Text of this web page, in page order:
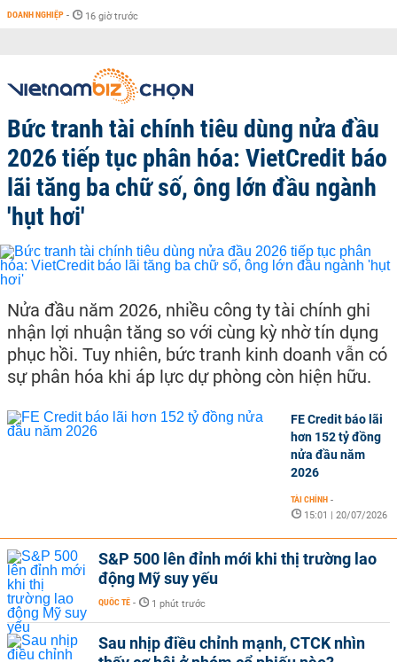
DOANH NGHIỆP - 16 giờ trước
Bức tranh tài chính tiêu dùng nửa đầu
2026 tiếp tục phân hóa: VietCredit báo
lãi tăng ba chữ số, ông lớn đầu ngành
'hụt hơi'
Nửa đầu năm 2026, nhiều công ty tài chính ghi
nhận lợi nhuận tăng so với cùng kỳ nhờ tín dụng
phục hồi. Tuy nhiên, bức tranh kinh doanh vẫn có
sự phân hóa khi áp lực dự phòng còn hiện hữu.
FE Credit báo lãi
hơn 152 tỷ đồng
nửa đầu năm
2026
TÀI CHÍNH -
15:01 | 20/07/2026
S&P 500 lên đỉnh mới khi thị trường lao
động Mỹ suy yếu
QUỐC TẾ - 1 phút trước
Sau nhịp điều chỉnh mạnh, CTCK nhìn